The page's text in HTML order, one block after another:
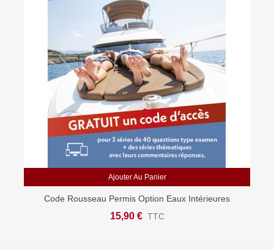
Ajouter Au Panier
Code Rousseau Permis Option Eaux Intérieures
15,90 € TTC